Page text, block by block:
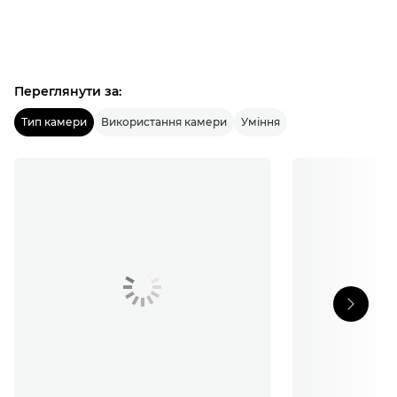
Переглянути за:
Тип камери Використання камери Уміння